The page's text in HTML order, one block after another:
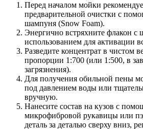
Перед началом мойки
предварительной очистки с
шампуня (Snow Foam).
Энергично встряхните флакон с
использованием для активации
Разведите концентрат в чистом
пропорции 1:700 (или 1:500, в
загрязнения).
Для получения обильной пены
под давлением воды или
вручную.
Нанесите состав на кузов с
микрофибровой рукавицы или
деталь за деталью сверху вниз,